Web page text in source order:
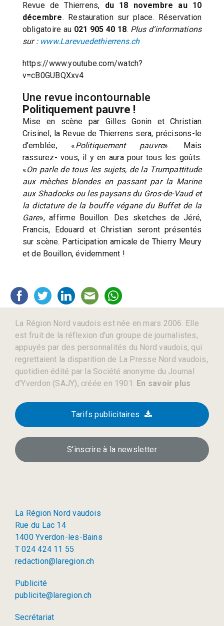
Revue de Thierrens, du 18 novembre au 10
décembre. Restauration sur place. Réservation
obligatoire au 021 905 40 18. Plus d’informations
sur : www.Larevuedethierrens.ch
https://www.youtube.com/watch?
v=cB0GUBQXxv4
Une revue incontournable
Politiquement pauvre !
Mise en scène par Gilles Gonin et Christian
Crisinel, la Revue de Thierrens sera, précisons-le
d’emblée, «Politiquement pauvre». Mais
rassurez- vous, il y en aura pour tous les goûts.
«On parle de tous les sujets, de la Trumpattitude
aux mèches blondes en passant par la Marine
aux Shadocks ou les paysans du Gros-de-Vaud et
la dictature de la bouffe végane du Buffet de la
Gare», affirme Bouillon. Des sketches de Jéré,
Francis, Edouard et Christian seront présentés
sur scène. Participation amicale de Thierry Meury
et de Bouillon, évidemment !
La Région Nord vaudois est née en mars 2006. Elle
est fruit de la réflexion d’un groupe de journalistes,
appuyés par des personnalités du Nord vaudois, qui
regrettaient la disparition de La Presse Nord vaudois,
quotidien édité par la Société anonyme du Journal
d’Yverdon (SAJY), créée en 1901. En savoir plus
Tarifs publicitaires
S’inscrire à la newsletter
La Région Nord vaudois
Rue du Lac 14
1400 Yverdon-les-Bains
T 024 424 11 55
redaction@laregion.ch
Publicité
publicite@laregion.ch
Secrétariat